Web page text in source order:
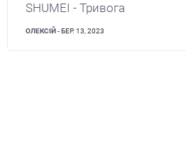
SHUMEI - Тривога
ОЛЕКСІЙ - БЕР. 13, 2023